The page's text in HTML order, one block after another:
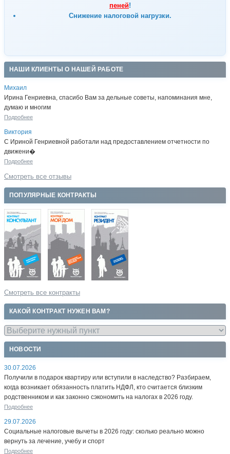
пеней!
Снижение налоговой нагрузки.
НАШИ КЛИЕНТЫ О НАШЕЙ РАБОТЕ
Михаил
Ирина Генриевна, спасибо Вам за дельные советы, напоминания мне,
думаю и многим
Подробнее
Виктория
С Ириной Генриевной работали над предоставлением отчетности по
движени�
Подробнее
Смотреть все отзывы
ПОПУЛЯРНЫЕ КОНТРАКТЫ
Смотреть все контракты
КАКОЙ КОНТРАКТ НУЖЕН ВАМ?
НОВОСТИ
30.07.2026
Получили в подарок квартиру или вступили в наследство? Разбираем,
когда возникает обязанность платить НДФЛ, кто считается близким
родственником и как законно сэкономить на налогах в 2026 году.
Подробнее
29.07.2026
Социальные налоговые вычеты в 2026 году: сколько реально можно
вернуть за лечение, учебу и спорт
Подробнее